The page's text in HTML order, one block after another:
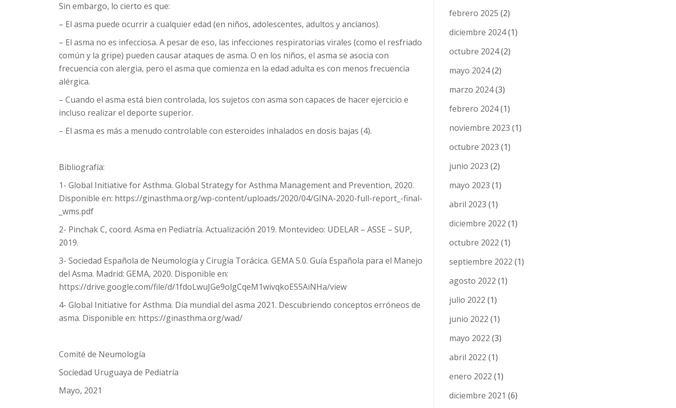
Sin embargo, lo cierto es que:
– El asma puede ocurrir a cualquier edad (en niños, adolescentes, adultos y ancianos).
– El asma no es infecciosa. A pesar de eso, las infecciones respiratorias virales (como el resfriado
común y la gripe) pueden causar ataques de asma. O en los niños, el asma se asocia con
frecuencia con alergia, pero el asma que comienza en la edad adulta es con menos frecuencia
alérgica.
– Cuando el asma está bien controlada, los sujetos con asma son capaces de hacer ejercicio e
incluso realizar el deporte superior.
– El asma es más a menudo controlable con esteroides inhalados en dosis bajas (4).
Bibliografía:
1- Global Initiative for Asthma. Global Strategy for Asthma Management and Prevention, 2020.
Disponible en: https://ginasthma.org/wp-content/uploads/2020/04/GINA-2020-full-report_-final-
_wms.pdf
2- Pinchak C, coord. Asma en Pediatría. Actualización 2019. Montevideo: UDELAR – ASSE – SUP,
2019.
3- Sociedad Española de Neumología y Cirugía Torácica. GEMA 5.0. Guía Española para el Manejo
del Asma. Madrid: GEMA, 2020. Disponible en:
https://drive.google.com/file/d/1fdoLwuJGe9olgCqeM1wivqkoES5AiNHa/view
4- Global Initiative for Asthma. Día mundial del asma 2021. Descubriendo conceptos erróneos de
asma. Disponible en: https://ginasthma.org/wad/
Comité de Neumología
Sociedad Uruguaya de Pediatría
Mayo, 2021
febrero 2025 (2)
diciembre 2024(1)
octubre 2024(2)
mayo 2024(2)
marzo 2024(3)
febrero 2024(1)
noviembre 2023 (1)
octubre 2023 (1)
junio 2023 (2)
mayo 2023 (1)
abril 2023 (1)
diciembre 2022 (1)
octubre 2022 (1)
septiembre 2022 (1)
agosto 2022 (1)
julio 2022 (1)
junio 2022 (1)
mayo 2022 (3)
abril 2022 (1)
enero 2022 (1)
diciembre 2021 (6)